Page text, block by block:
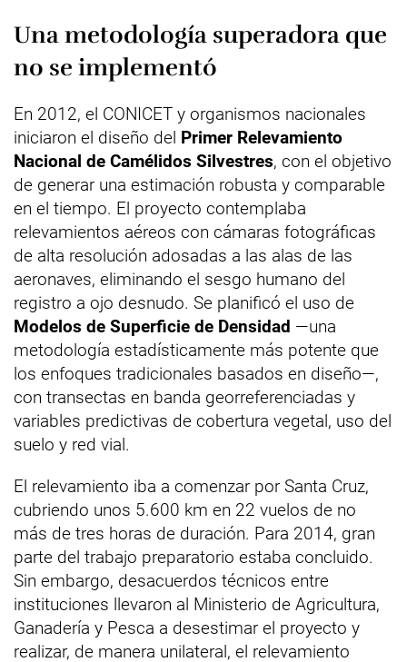
Una metodología superadora que
no se implementó
En 2012, el CONICET y organismos nacionales
iniciaron el diseño del Primer Relevamiento
Nacional de Camélidos Silvestres, con el objetivo
de generar una estimación robusta y comparable
en el tiempo. El proyecto contemplaba
relevamientos aéreos con cámaras fotográficas
de alta resolución adosadas a las alas de las
aeronaves, eliminando el sesgo humano del
registro a ojo desnudo. Se planificó el uso de
Modelos de Superficie de Densidad —una
metodología estadísticamente más potente que
los enfoques tradicionales basados en diseño—,
con transectas en banda georreferenciadas y
variables predictivas de cobertura vegetal, uso del
suelo y red vial.
El relevamiento iba a comenzar por Santa Cruz,
cubriendo unos 5.600 km en 22 vuelos de no
más de tres horas de duración. Para 2014, gran
parte del trabajo preparatorio estaba concluido.
Sin embargo, desacuerdos técnicos entre
instituciones llevaron al Ministerio de Agricultura,
Ganadería y Pesca a desestimar el proyecto y
realizar, de manera unilateral, el relevamiento